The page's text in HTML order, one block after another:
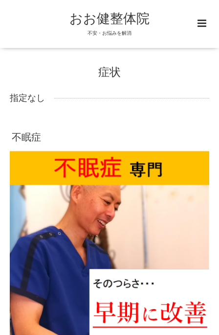
おお健整体院
不安・お悩みを解消
症状
指定なし
不眠症